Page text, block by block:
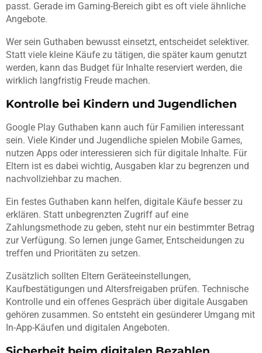
passt. Gerade im Gaming-Bereich gibt es oft viele ähnliche
Angebote.
Wer sein Guthaben bewusst einsetzt, entscheidet selektiver.
Statt viele kleine Käufe zu tätigen, die später kaum genutzt
werden, kann das Budget für Inhalte reserviert werden, die
wirklich langfristig Freude machen.
Kontrolle bei Kindern und Jugendlichen
Google Play Guthaben kann auch für Familien interessant
sein. Viele Kinder und Jugendliche spielen Mobile Games,
nutzen Apps oder interessieren sich für digitale Inhalte. Für
Eltern ist es dabei wichtig, Ausgaben klar zu begrenzen und
nachvollziehbar zu machen.
Ein festes Guthaben kann helfen, digitale Käufe besser zu
erklären. Statt unbegrenzten Zugriff auf eine
Zahlungsmethode zu geben, steht nur ein bestimmter Betrag
zur Verfügung. So lernen junge Gamer, Entscheidungen zu
treffen und Prioritäten zu setzen.
Zusätzlich sollten Eltern Geräteeinstellungen,
Kaufbestätigungen und Altersfreigaben prüfen. Technische
Kontrolle und ein offenes Gespräch über digitale Ausgaben
gehören zusammen. So entsteht ein gesünderer Umgang mit
In-App-Käufen und digitalen Angeboten.